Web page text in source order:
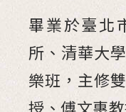
畢業於臺北
所、清華大
樂班，主修
授、傅文惠